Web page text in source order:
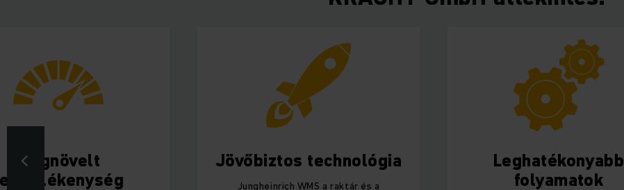
Megnövelt
Jövőbiztos technológia
Jungheinrich WMS a raktár és a
Leghatékonyabb
folyamatok